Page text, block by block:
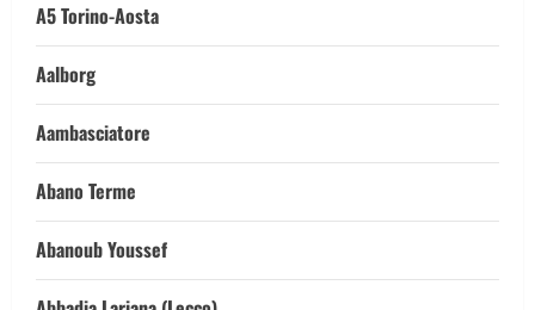
A5 Torino-Aosta
Aalborg
Aambasciatore
Abano Terme
Abanoub Youssef